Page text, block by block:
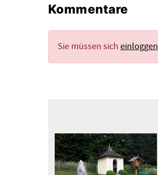
Kommentare
Sie müssen sich einloggen